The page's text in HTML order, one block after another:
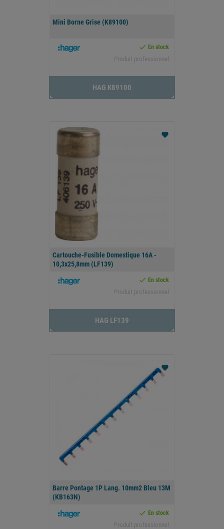
Mini Borne Grise (K89100)
 En stock
Produit professionnel
HAG K89100
Cartouche-Fusible Domestique 16A -
10,3x25,8mm (LF139)
 En stock
Produit professionnel
favorite
HAG LF139
Barre Pontage 1P Lang. 10mm2 Bleu 13M
(KB163N)
 En stock
Produit professionnel
favorite